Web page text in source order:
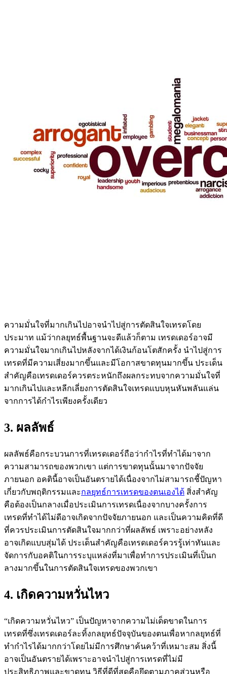
ความมั่นใจที่มากเกินไปอาจนำไปสู่การตัดสินใจเทรดโดย
ประมาท แม้ว่ากลยุทธ์พื้นฐานจะดีแล้วก็ตาม เทรดเดอร์อาจมี
ความมั่นใจมากเกินไปหลังจากได้เงินก้อนโตสักครั้ง นำไปสู่การ
เทรดที่มีความเสี่ยงมากขึ้นและมีโอกาสขาดทุนมากขึ้น ประเด็น
สำคัญคือเทรดเดอร์ควรตระหนักถึงผลกระทบจากความมั่นใจที่
มากเกินไปและหลีกเลี่ยงการตัดสินใจเทรดแบบหุนหันพลันแล่น
จากการได้กำไรเพียงครั้งเดียว
3. ผลลัพธ์
ผลลัพธ์คือกระบวนการที่เทรดเดอร์ถือว่ากำไรที่ทำได้มาจาก
ความสามารถของพวกเขา แต่การขาดทุนนั้นมาจากปัจจัย
ภายนอก อคตินี้อาจเป็นอันตรายได้เนื่องจากไม่สามารถชี้ปัญหา
เกี่ยวกับพฤติกรรมและกลยุทธ์การเทรดของตนเองได้ สิ่งสำคัญ
คือต้องเป็นกลางเมื่อประเมินการเทรดเนื่องจากบางครั้งการ
เทรดที่ทำได้ไม่ดีอาจเกิดจากปัจจัยภายนอก และเป็นความคิดที่ดี
ที่ควรประเมินการตัดสินใจมากกว่าที่ผลลัพธ์ เพราะอย่างหลัง
อาจเกิดแบบสุ่มได้ ประเด็นสำคัญคือเทรดเดอร์ควรรู้เท่าทันและ
จัดการกับอคติในการระบุแหล่งที่มาเพื่อทำการประเมินที่เป็นก
ลางมากขึ้นในการตัดสินใจเทรดของพวกเขา
4. เกิดความหวั่นไหว
“เกิดความหวั่นไหว” เป็นปัญหาจากความไม่เด็ดขาดในการ
เทรดที่ซึ่งเทรดเดอร์ละทิ้งกลยุทธ์ปัจจุบันของตนเพื่อหากลยุทธ์ที่
ทำกำไรได้มากกว่าโดยไม่มีการศึกษาค้นคว้าที่เหมาะสม สิ่งนี้
อาจเป็นอันตรายได้เพราะอาจนำไปสู่การเทรดที่ไม่มี
ประสิทธิภาพและขาดทุน วิธีที่ดีที่สุดคือยึดตามภาคส่วนหรือ